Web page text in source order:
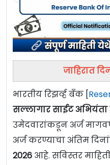
जाहिरात
भारतीय रिझर्व्ह बँक [
सल्लागार साईट अभियंता
उमेदवारांकडून अर्ज
अर्ज करण्याचा अंतिम
2026 आहे. सविस्तर